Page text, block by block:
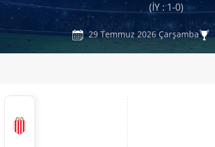
(İY : 1-0)
29 Temmuz 2026 Çarşamba